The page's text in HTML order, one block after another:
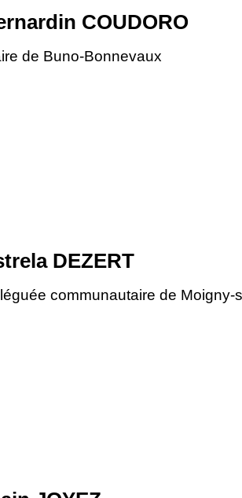
COUDORO
de Buno-Bonnevaux
DEZERT
communautaire de Moigny-